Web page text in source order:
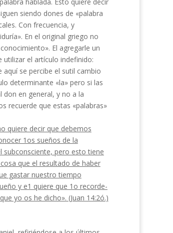
siendo dones de «pa­labra
Con frecuencia, y
En el original griego no
El agregarle un
el artículo indefinido:
se percibe el sutil cambio
determinante «la» pero si las
don en general, y no a la
recuerde que estas «palabras»
quiere decir que debemos
1os sueños de la
subconsciente, pero esto tiene
que el resultado de haber
gastar nuestro tiempo
y e1 quiere que 1o recorde­
yo os he dicho». (Juan 14:2ó.)